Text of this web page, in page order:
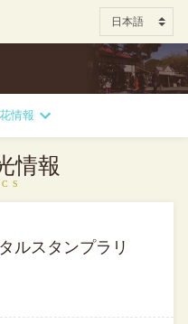
花情報
情報
スタンプラリ